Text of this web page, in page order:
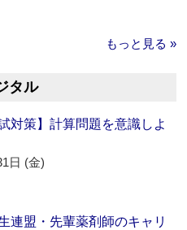
もっと見る »
タル
対策】計算問題を意識しよ
日 (金)
連盟・先輩薬剤師のキャリ